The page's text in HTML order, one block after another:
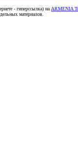
- гиперссылка) на ARMENIA
материалов.